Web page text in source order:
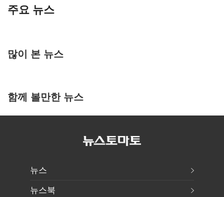
주요 뉴스
많이 본 뉴스
함께 볼만한 뉴스
뉴스
뉴스북